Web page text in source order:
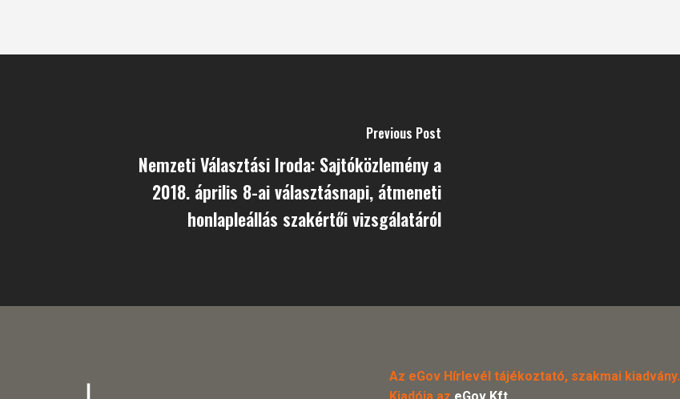
Previous Post
Nemzeti Választási Iroda: Sajtóközlemény a
2018. április 8-ai választásnapi, átmeneti
honlapleállás szakértői vizsgálatáról
Az eGov Hírlevél tájékoztató, szakmai kiadvány.